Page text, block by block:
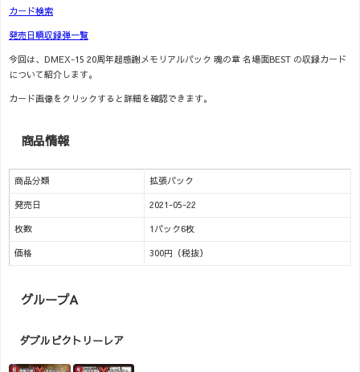
カード検索
発売日順収録弾一覧
今回は、DMEX-15 20周年超感謝メモリアルパック 魂の章 名場面BEST の収録カード
について紹介します。
カード画像をクリックすると詳細を確認できます。
商品情報
商品分類 拡張パック
発売日 2021-05-22
枚数 1パック6枚
価格 300円（税抜）
グループA
ダブルビクトリーレア